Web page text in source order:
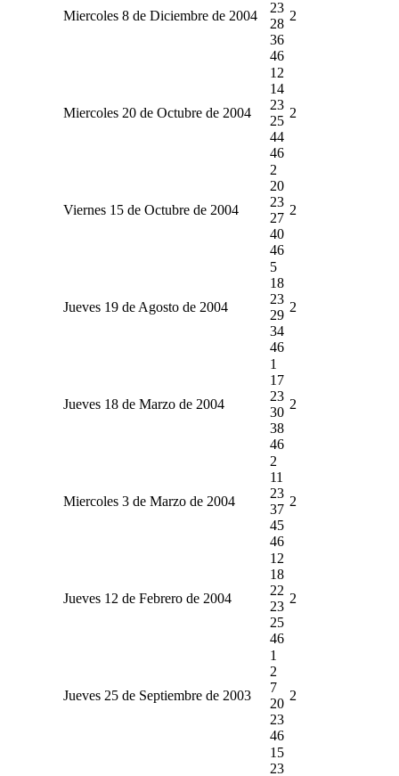
Miercoles 8 de Diciembre de 2004
23
28
36
46
2
Miercoles 20 de Octubre de 2004
12
14
23
25
44
46
2
Viernes 15 de Octubre de 2004
2
20
23
27
40
46
2
Jueves 19 de Agosto de 2004
5
18
23
29
34
46
2
Jueves 18 de Marzo de 2004
1
17
23
30
38
46
2
Miercoles 3 de Marzo de 2004
2
11
23
37
45
46
2
Jueves 12 de Febrero de 2004
12
18
22
23
25
46
2
Jueves 25 de Septiembre de 2003
1
2
7
20
23
46
2
15
23